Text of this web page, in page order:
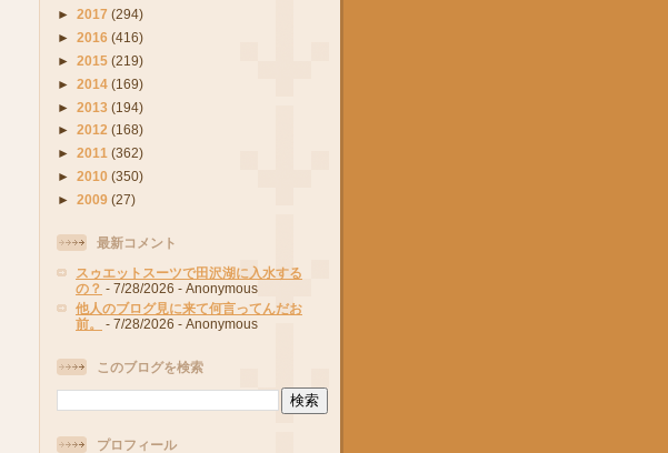
► 2017 (294)
► 2016 (416)
► 2015 (219)
► 2014 (169)
► 2013 (194)
► 2012 (168)
► 2011 (362)
► 2010 (350)
► 2009 (27)
最新コメント
スゥエットスーツで田沢湖に入水する
の？ - 7/28/2026 - Anonymous
他人のブログ見に来て何言ってんだお
前。
- 7/28/2026 - Anonymous
このブログを検索
プロフィール